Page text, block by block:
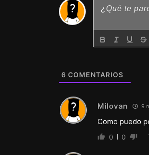
6 COMENTARIOS
Milovan 9
Como puedo
0 0